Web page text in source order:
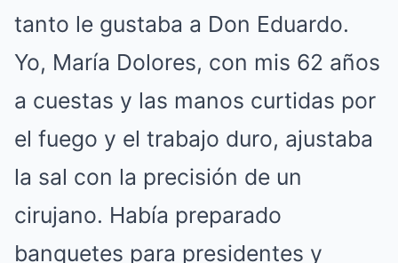
tanto le gustaba a Don Eduardo.
Yo, María Dolores, con mis 62 años
a cuestas y las manos curtidas por
el fuego y el trabajo duro, ajustaba
la sal con la precisión de un
cirujano. Había preparado
banquetes para presidentes y